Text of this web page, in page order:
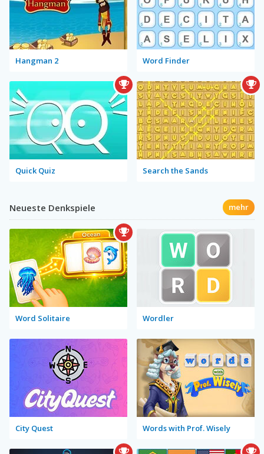
Hangman 2 Word Finder
Quick Quiz Search the Sands
Neueste Denkspiele mehr
Word Solitaire Wordler
City Quest Words with Prof. Wisely